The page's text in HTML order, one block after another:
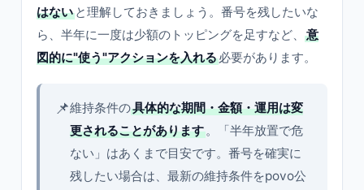
はない と理解しておきましょう。番号を残したいな
ら、半年に一度は少額のトッピングを足すなど、
意
図的に"使う"アクションを入れる必要があります。
📌維持条件の具体的な期間・金額・運用は変
更されることがあります。「半年放置で危
ない」はあくまで目安です。番号を確実に
残したい場合は、最新の維持条件をpovo公